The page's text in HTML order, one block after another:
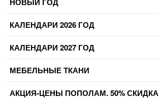
КАЛЕНДАРИ 2026 ГОД
КАЛЕНДАРИ 2027 ГОД
МЕБЕЛЬНЫЕ ТКАНИ
АКЦИЯ-ЦЕНЫ ПОПОЛАМ. 50% СКИДКА